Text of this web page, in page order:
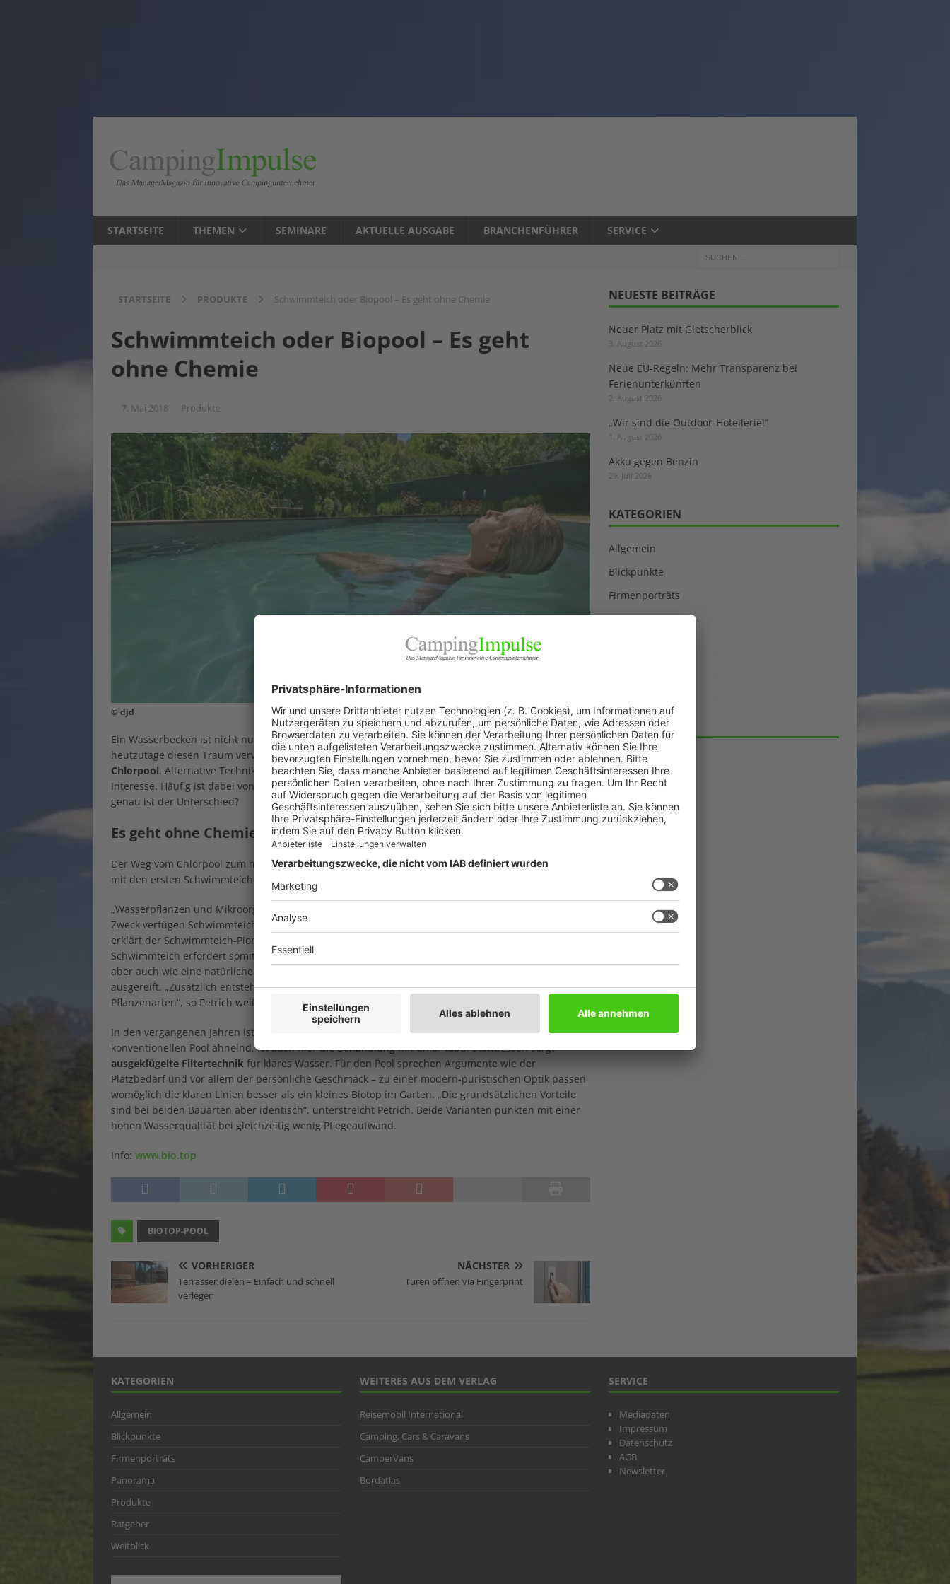
STARTSEITE THEMEN SEMINARE AKTUELLE AUSGABE BRANCHENFÜHRER SERVICE
STARTSEITE PRODUKTE Schwimmteich oder Biopool – Es geht ohne Chemie
Schwimmteich oder Biopool – Es geht
ohne Chemie
7. Mai 2018 Produkte
© djd
Ein Wasserbecken ist nicht nur an heißen Tagen ein Gewinn. Aber bitte ohne Chemie: Wer sich
heutzutage diesen Traum verwirklicht, entscheidet sich oft bewusst gegen einen konventionellen
Chlorpool. Alternative Techniken, die das Wasser auf natürliche Weise reinigen, finden starkes
Interesse. Häufig ist dabei von
Schwimmteichenoder sogenanntenBiopoolsdie Rede. Doch was
genau ist der Unterschied?
Es geht ohne Chemie
Der Weg vom Chlorpool zum natürlich reinen Wasser begann vor mehr als einem Vierteljahrhundert
mit den ersten Schwimmteichen.
„Wasserpflanzen und Mikroorganismen reinigen das Wasser ohne Einsatz von Chemie. Zu diesem
Zweck verfügen Schwimmteiche jeweils über einen abgetrennten Bade- und Regenerationsbereich“,
erklärt der Schwimmteich-Pionier Peter Petrich vom österreichischen Hersteller
Schwimmteich erfordert somit eine größere Mindestfläche als etwa ein klassischer Pool, wirkt dafür
aber auch wie eine natürliche Wasserpflege. Die Technik ist seit vielen Jahren bewährt und
ausgereift. „Zusätzlich entsteht hier neuer Lebensraum für selten gewordene Tier- und
Pflanzenarten“, so Petrich weiter. Wer eine natürliche Optik schätze, liege mit dieser Variante richtig.
In den vergangenen Jahren ist das Konzept des
hinzugekommen. Optisch einem
konventionellen Pool ähnelnd, ist auch hier die Behandlung mit Chlor tabu. Stattdessen sorgt
ausgeklügelte Filtertechnik für klares Wasser. Für den Pool sprechen Argumente wie der
Platzbedarf und vor allem der persönliche Geschmack – zu einer modern-puristischen Optik passen
womöglich die klaren Linien besser als ein kleines Biotop im Garten. „Die grundsätzlichen Vorteile
sind bei beiden Bauarten aber identisch“, unterstreicht Petrich. Beide Varianten punkten mit einer
hohen Wasserqualität bei gleichzeitig wenig Pflegeaufwand.
Info: www.bio.top
BIOTOP-POOL
VORHERIGER
Terrassendielen – Einfach und schnell
verlegen
NÄCHSTER
Türen öffnen via Fingerprint
NEUESTE BEITRÄGE
Neuer Platz mit Gletscherblick
3. August 2026
Neue EU-Regeln: Mehr Transparenz bei
Ferienunterkünften
2. August 2026
„Wir sind die Outdoor-Hotellerie!“
1. August 2026
Akku gegen Benzin
29. Juli 2026
KATEGORIEN
Allgemein
Blickpunkte
Firmenporträts
Panorama
ARCHIV
KATEGORIEN
Allgemein
Blickpunkte
Firmenporträts
Panorama
Produkte
Ratgeber
Weitblick
WEITERES AUS DEM VERLAG
Reisemobil International
Camping, Cars & Caravans
CamperVans
Bordatlas
SERVICE
Mediadaten
Impressum
Datenschutz
AGB
Newsletter